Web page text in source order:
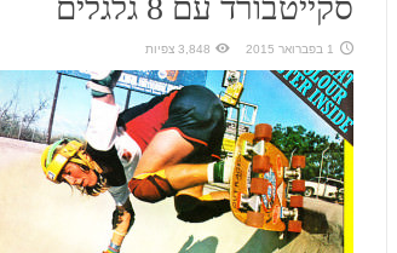
סקייטבורד עם 8 גלגלים
1 בפברואר 2015 3,848 צפיות